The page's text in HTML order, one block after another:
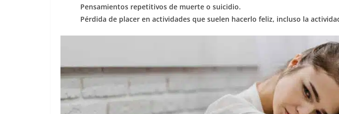
Pensamientos repetitivos de muerte o suicidio.
Pérdida de placer en actividades que suelen hacerlo feliz, incluso la